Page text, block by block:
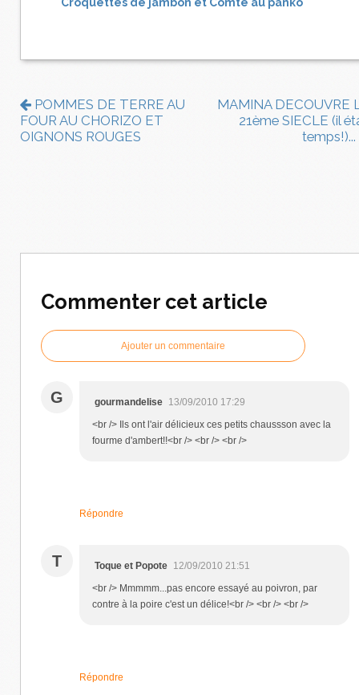
POMMES DE TERRE AU
FOUR AU CHORIZO ET
OIGNONS ROUGES
MAMINA DECOUVRE
21ème SIECLE (il
temps!)...
Commenter cet article
Ajouter un commentaire
G gourmandelise 13/09/2010 17:29
<br /> Ils ont l'air délicieux ces petits chaussson avec la
fourme d'ambert!!<br /> <br /> <br />
Répondre
T Toque et Popote 12/09/2010 21:51
<br /> Mmmmm...pas encore essayé au poivron, par
contre à la poire c'est un délice!<br /> <br /> <br />
Répondre